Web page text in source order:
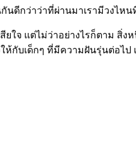
ดีกว่าว่าที่ผ่านมาเรามีวงไหน
จ แต่ไม่ว่าอย่างไรก็ตาม สิ่ง
ห้กับเด็กๆ ที่มีความฝันรุ่นต่อ